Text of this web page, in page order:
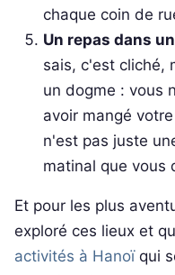
chaque coin de
Un repas dans
sais, c'est cliché,
un dogme : vous
avoir mangé
n'est pas juste
matinal que vous
Et pour les plus
exploré ces lieux et
activités à Hanoïqui